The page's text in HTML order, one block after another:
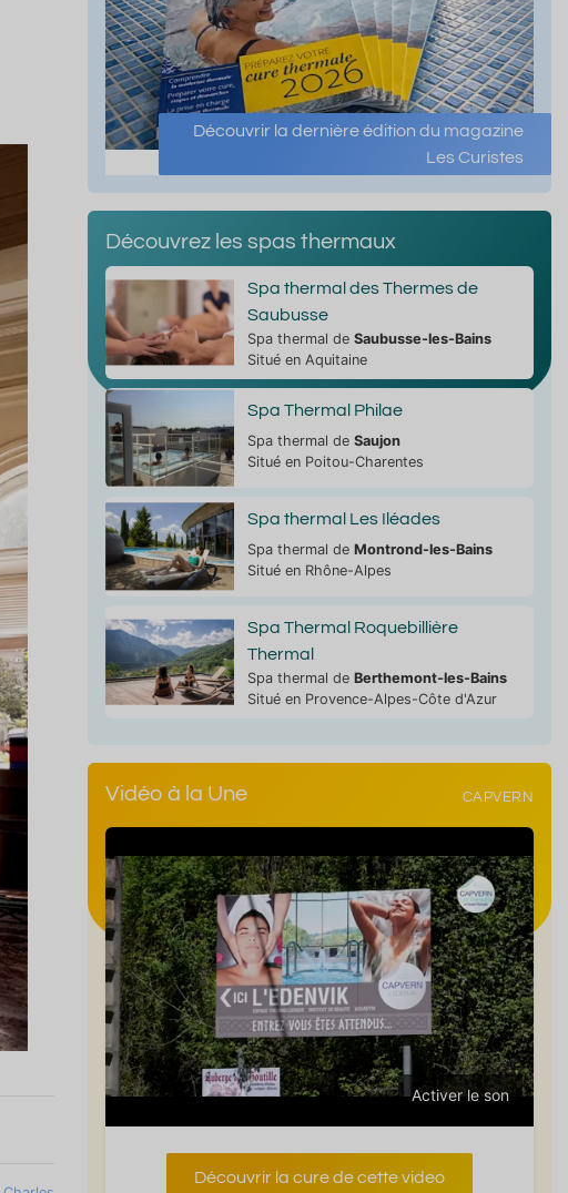
Découvrir la dernière édition du magazine
Les Curistes
Découvrez les spas thermaux
Spa thermal des Thermes de
Saubusse
Spa thermal de Saubusse-les-Bains
Situé en Aquitaine
Spa Thermal Philae
Spa thermal de Saujon
Situé en Poitou-Charentes
Spa thermal Les Iléades
Spa thermal de Montrond-les-Bains
Situé en Rhône-Alpes
Spa Thermal Roquebillière
Thermal
Spa thermal de Berthemont-les-Bains
Situé en Provence-Alpes-Côte d'Azur
Vidéo à la Une CAPVERN
Activer le son
Découvrir la cure de cette video